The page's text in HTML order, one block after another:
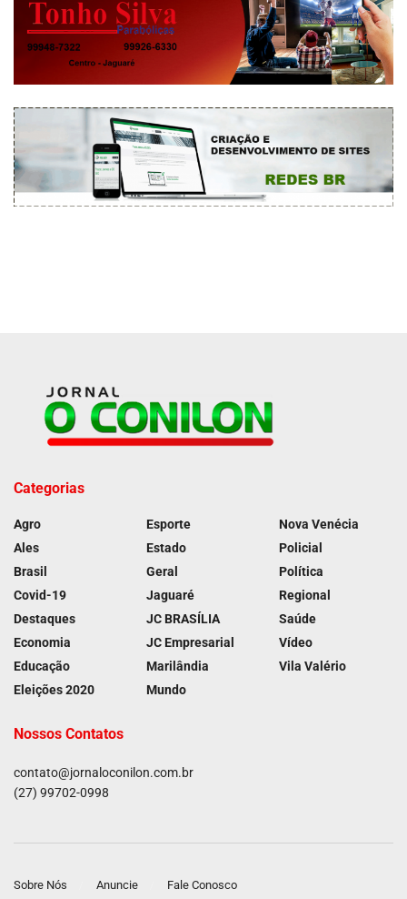
Categorias
Agro
Ales
Brasil
Covid-19
Destaques
Economia
Educação
Eleições 2020
Esporte
Estado
Geral
Jaguaré
JC BRASÍLIA
JC Empresarial
Marilândia
Mundo
Nova Venécia
Policial
Política
Regional
Saúde
Vídeo
Vila Valério
Nossos Contatos
contato@jornaloconilon.com.br
(27) 99702-0998
Sobre Nós Anuncie Fale Conosco